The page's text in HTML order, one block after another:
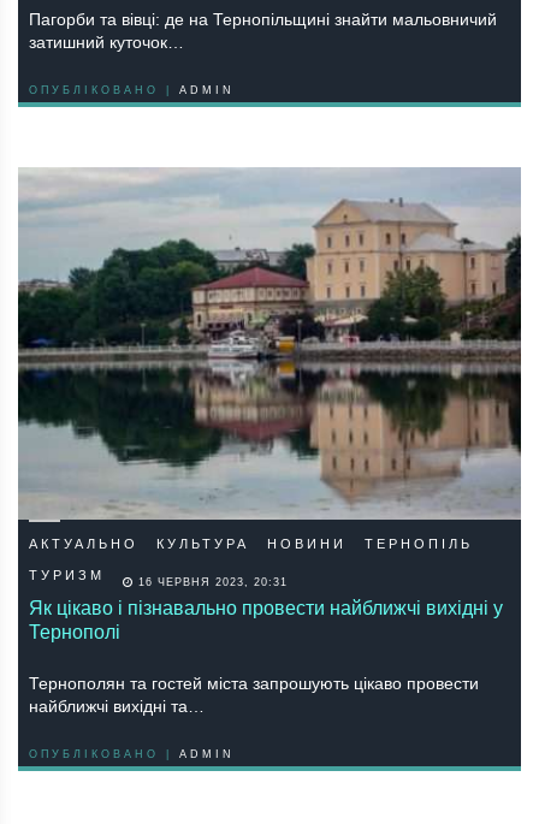
Пагорби та вівці: де на Тернопільщині знайти мальовничий
затишний куточок…
ОПУБЛІКОВАНО | ADMIN
АКТУАЛЬНО КУЛЬТУРА НОВИНИ ТЕРНОПІЛЬ
ТУРИЗМ 16 ЧЕРВНЯ 2023, 20:31
Як цікаво і пізнавально провести найближчі вихідні у
Тернополі
Тернополян та гостей міста запрошують цікаво провести
найближчі вихідні та…
ОПУБЛІКОВАНО | ADMIN